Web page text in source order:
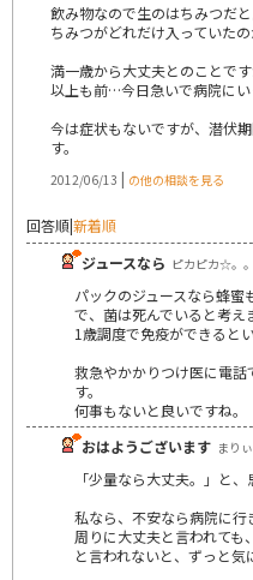
飲み物なので生のはちみつだ
ちみつがどれだけ入っていたの
満一歳から大丈夫とのことで
以上も前…今日急いで病院にい
今は症状もないですが、潜伏
す。
2012/06/13 | の他の相談を見る
回答順|新着順
ジュースなら ピカピカ☆。
パックのジュースなら蜂
で、菌は死んでいると考え
1歳調度で免疫ができると
救急やかかりつけ医に電
す。
何事もないと良いですね。
おはようございます まり
「少量なら大丈夫。」と、
私なら、不安なら病院に行
周りに大丈夫と言われても
と言われないと、ずっと